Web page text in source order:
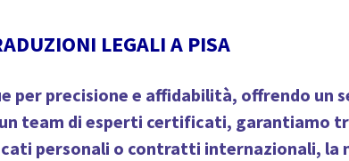
LEGALI A PISA
per precisione e affidabilità, offrendo un
team di esperti certificati, garantiamo
personali o contratti internazionali, la